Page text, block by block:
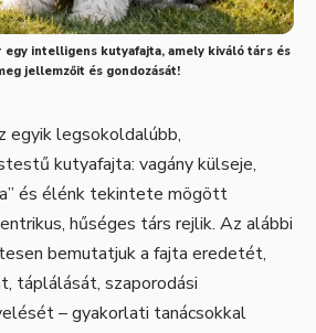
egy intelligens kutyafajta, amely kiváló társ és
jellemzőit és gondozását!
egyik legsokoldalúbb,
kutyafajta: vagány külseje,
és élénk tekintete mögött
hűséges társ rejlik. Az alábbi
bemutatjuk a fajta eredetét,
táplálását, szaporodási
– gyakorlati tanácsokkal